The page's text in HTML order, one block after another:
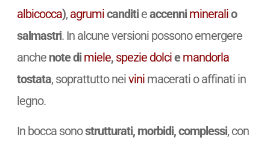
albicocca), agrumicanditieaccennimineralio
salmastri. In alcune versioni possono emergere
anche note dimiele, spezie dolciemandorla
tostata, soprattutto neivinimacerati o affinati in
legno.
In bocca sonostrutturati, morbidi, complessi, con